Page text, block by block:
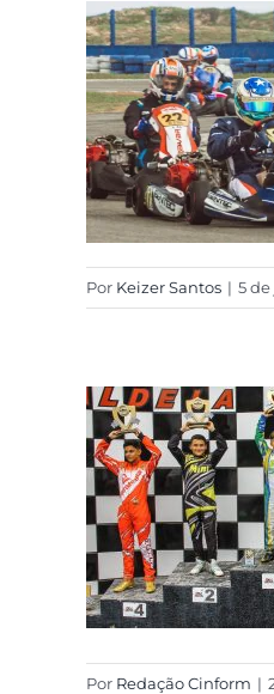
Por Keizer Santos | 5
Por Redação Cinform |